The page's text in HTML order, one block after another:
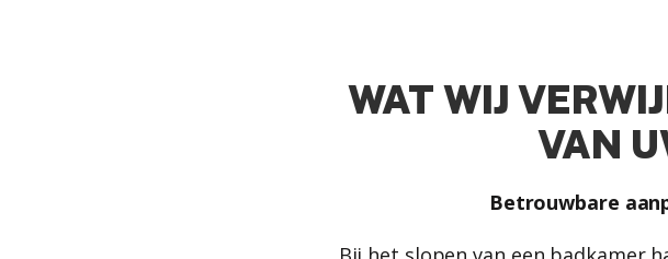
WAT WIJ
VAN
Betrouwbare